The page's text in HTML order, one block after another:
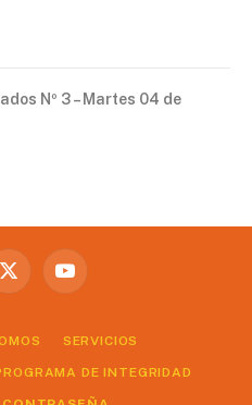
Nº 3 – Martes 04 de
X
YouTube
SERVICIOS
DE INTEGRIDAD